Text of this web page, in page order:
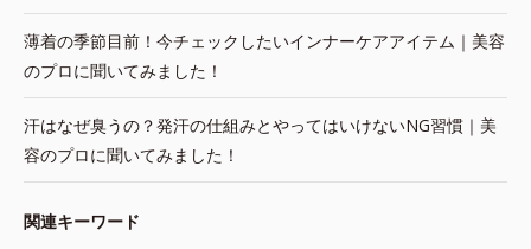
薄着の季節目前！今チェックしたいインナーケアアイテム｜美容
のプロに聞いてみました！
汗はなぜ臭うの？発汗の仕組みとやってはいけないNG習慣｜美
容のプロに聞いてみました！
関連キーワード